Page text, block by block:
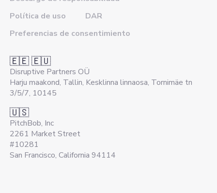
Política de uso
DAR
Preferencias de consentimiento
🇪🇪 🇪🇺
Disruptive Partners OÜ
Harju maakond, Tallin, Kesklinna linnaosa, Tornimäe tn
3/5/7, 10145
🇺🇸
PitchBob, Inc
2261 Market Street
#10281
San Francisco, California 94114